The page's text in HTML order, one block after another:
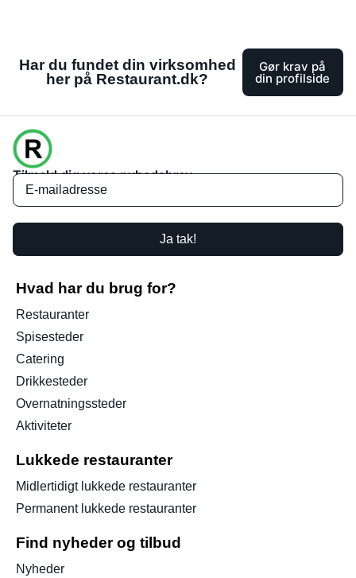
Har du fundet din virksomhed
her på Restaurant.dk?
Gør krav på
din profilside
Tilmeld dig vores nyhedsbrev
Ja tak!
Hvad har du brug for?
Restauranter
Spisesteder
Catering
Drikkesteder
Overnatningssteder
Aktiviteter
Lukkede restauranter
Midlertidigt lukkede restauranter
Permanent lukkede restauranter
Find nyheder og tilbud
Nyheder